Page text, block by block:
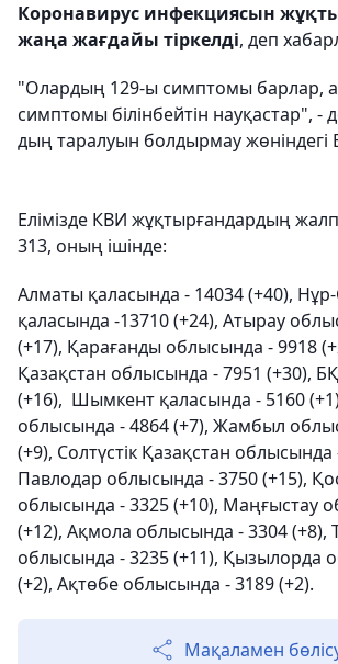
Коронавирус инфекциясын
жаңа жағдайы тіркелді, деп
"Олардың 129-ы симптомы барлар,
симптомы білінбейтін науқастар", -
дың таралуын болдырмау жөніндегі
Елімізде КВИ жұқтырғандардың
313, оның ішінде:
Алматы қаласында - 14034 (+40),
қаласында -13710 (+24), Атырау
(+17), Қарағанды ​​облысында - 9918
Қазақстан облысында - 7951 (+30),
(+16), ️ Шымкент қаласында - 5160
облысында - 4864 (+7), Жамбыл
(+9), Солтүстік Қазақстан облысында
Павлодар облысында - 3750 (+15),
облысында - 3325 (+10), Маңғыстау
(+12), Ақмола облысында - 3304 (+8),
облысында - 3235 (+11), Қызылорда
(+2), Ақтөбе облысында - 3189 (+2).
Мақаламен